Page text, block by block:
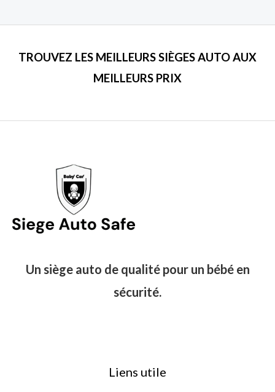
TROUVEZ LES MEILLEURS SIÈGES AUTO AUX
MEILLEURS PRIX
Un siège auto de qualité pour un bébé en
sécurité.
Liens utile